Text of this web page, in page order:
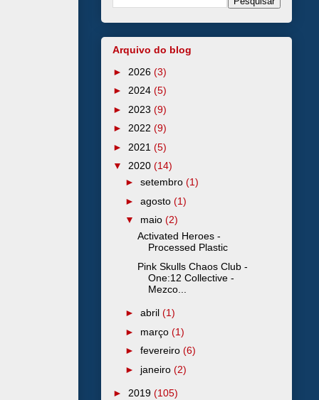
Arquivo do blog
► 2026 (3)
► 2024 (5)
► 2023 (9)
► 2022 (9)
► 2021 (5)
▼ 2020 (14)
► setembro (1)
► agosto (1)
▼ maio (2)
Activated Heroes -
Processed Plastic
Pink Skulls Chaos Club -
One:12 Collective -
Mezco...
► abril (1)
► março (1)
► fevereiro (6)
► janeiro (2)
► 2019 (105)